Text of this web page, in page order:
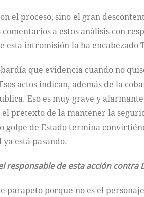
el proceso, sino el gran
a estos análisis con
esta intromisión la ha encabezado
que evidencia cuando no
actos indican, además de la
Eso es muy grave y
pretexto de la mantener la
golpe de Estado termina
está pasando.
responsable de esta acción contra
parapeto porque no es el